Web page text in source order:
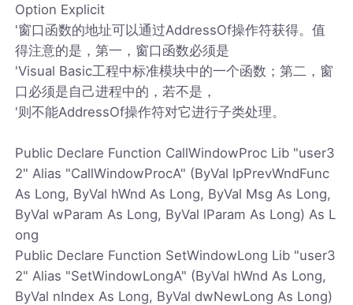
Option Explicit
'窗口函数的地址可以通过AddressOf操作符获得。值
得注意的是，第一，窗口函数必须是
'Visual Basic工程中标准模块中的一个函数；第二，窗
口必须是自己进程中的，若不是，
'则不能AddressOf操作符对它进行子类处理。
Public Declare Function CallWindowProc Lib "user3
2" Alias "CallWindowProcA" (ByVal lpPrevWndFunc
As Long, ByVal hWnd As Long, ByVal Msg As Long,
ByVal wParam As Long, ByVal lParam As Long) As L
ong
Public Declare Function SetWindowLong Lib "user3
2" Alias "SetWindowLongA" (ByVal hWnd As Long,
ByVal nIndex As Long, ByVal dwNewLong As Long)